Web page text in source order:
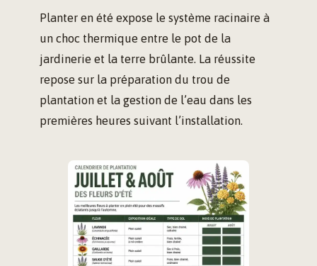
Planter en été expose le système racinaire à
un choc thermique entre le pot de la
jardinerie et la terre brûlante. La réussite
repose sur la préparation du trou de
plantation et la gestion de l’eau dans les
premières heures suivant l’installation.